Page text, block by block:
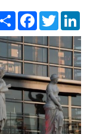
ShareFacebook
Twitter